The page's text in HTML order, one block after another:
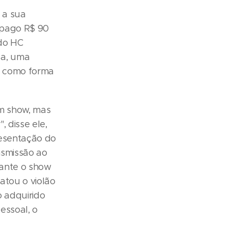
sua
R$ 90
HC
uma
forma
show, mas
disse ele,
do
ao
o show
o violão
adquirido
o